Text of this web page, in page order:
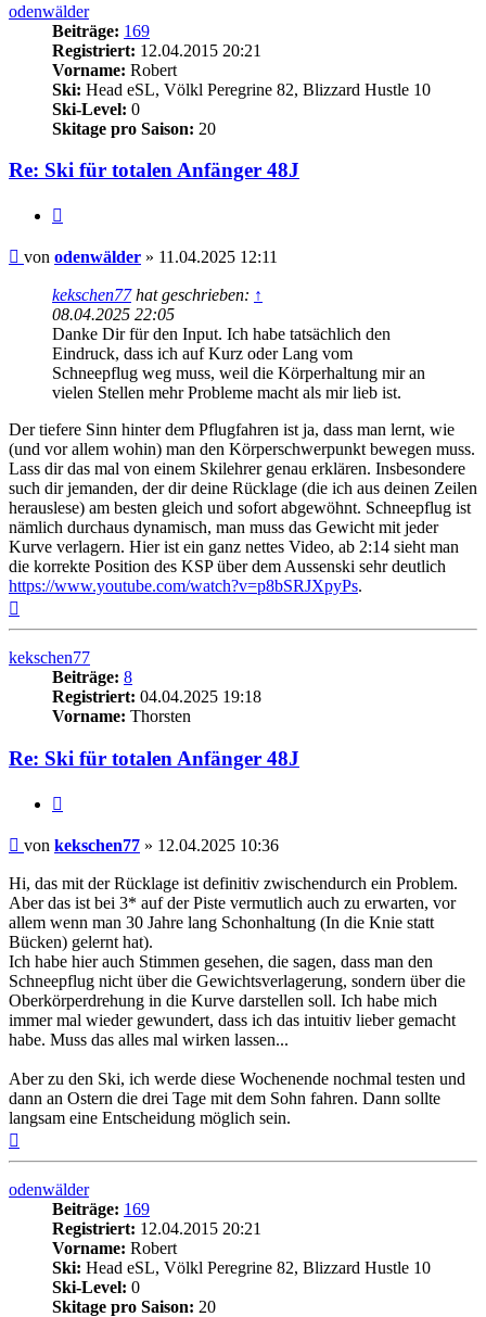
odenwälder
Beiträge: 169
Registriert: 12.04.2015 20:21
Vorname: Robert
Ski: Head eSL, Völkl Peregrine 82, Blizzard Hustle 10
Ski-Level: 0
Skitage pro Saison: 20
Re: Ski für totalen Anfänger 48J
Beitrag
von odenwälder » 11.04.2025 12:11
kekschen77hat geschrieben: ↑
08.04.2025 22:05
Danke Dir für den Input. Ich habe tatsächlich den
Eindruck, dass ich auf Kurz oder Lang vom
Schneepflug weg muss, weil die Körperhaltung mir an
vielen Stellen mehr Probleme macht als mir lieb ist.
Der tiefere Sinn hinter dem Pflugfahren ist ja, dass man lernt, wie
(und vor allem wohin) man den Körperschwerpunkt bewegen muss.
Lass dir das mal von einem Skilehrer genau erklären. Insbesondere
such dir jemanden, der dir deine Rücklage (die ich aus deinen Zeilen
herauslese) am besten gleich und sofort abgewöhnt. Schneepflug ist
nämlich durchaus dynamisch, man muss das Gewicht mit jeder
Kurve verlagern. Hier ist ein ganz nettes Video, ab 2:14 sieht man
die korrekte Position des KSP über dem Aussenski sehr deutlich
https://www.youtube.com/watch?v=p8bSRJXpyPs.
kekschen77
Beiträge: 8
Registriert: 04.04.2025 19:18
Vorname: Thorsten
Re: Ski für totalen Anfänger 48J
Beitrag
von kekschen77 » 12.04.2025 10:36
Hi, das mit der Rücklage ist definitiv zwischendurch ein Problem.
Aber das ist bei 3* auf der Piste vermutlich auch zu erwarten, vor
allem wenn man 30 Jahre lang Schonhaltung (In die Knie statt
Bücken) gelernt hat).
Ich habe hier auch Stimmen gesehen, die sagen, dass man den
Schneepflug nicht über die Gewichtsverlagerung, sondern über die
Oberkörperdrehung in die Kurve darstellen soll. Ich habe mich
immer mal wieder gewundert, dass ich das intuitiv lieber gemacht
habe. Muss das alles mal wirken lassen...
Aber zu den Ski, ich werde diese Wochenende nochmal testen und
dann an Ostern die drei Tage mit dem Sohn fahren. Dann sollte
langsam eine Entscheidung möglich sein.
odenwälder
Beiträge: 169
Registriert: 12.04.2015 20:21
Vorname: Robert
Ski: Head eSL, Völkl Peregrine 82, Blizzard Hustle 10
Ski-Level: 0
Skitage pro Saison: 20